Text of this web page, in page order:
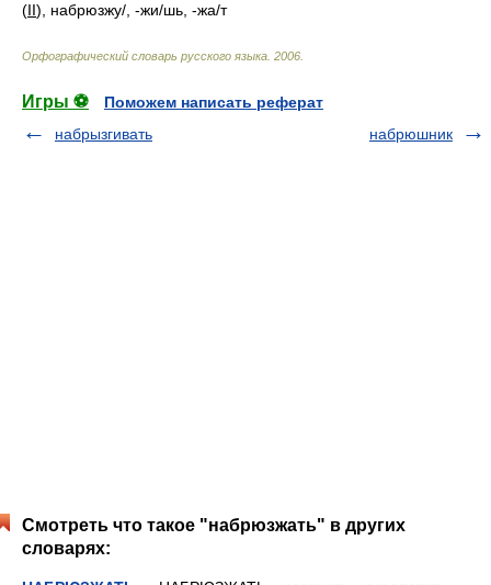
(II), набрюзжу/ , -жи/шь, -жа/т
Орфографический словарь русского языка 2006
Игры ⚽
Поможем написать реферат
набрызгивать
набрюшник
Смотреть что такое "набрюзжать" в других
словарях: